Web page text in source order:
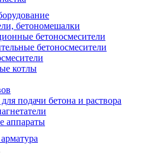
бетономешалки
бетоносмесители
бетоносмесители
котлы
подачи бетона и раствора
аппараты